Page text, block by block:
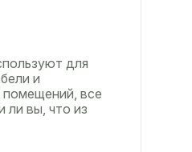
для
и
помещений, все
ли вы, что из
ажурные
но факт.